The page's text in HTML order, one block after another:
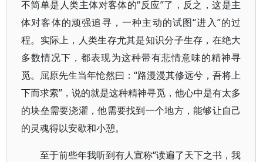
不简单是人类主体对客体的“反应”了，反之，这是主
体对客体的顽强追寻，一种主动的试图“进入”的过
程。实际上，人类生存尤其是知识分子生存，在绝大
多数情况下，都表现为这种带有悲情意味的精神寻
觅。屈原先生当年怆然曰：“路漫漫其修远兮，吾将上
下而求索”，说的就是这种精神寻觅，他心中是有太多
的块垒需要浇濯，他需要找到一个地方，能够让自己
的灵魂得以安歇和小憩。
至于前些年我听到有人宣称“读遍了天下之书，我